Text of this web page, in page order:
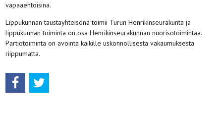
vapaaehtoisina.
Lippukunnan taustayhteisönä toimii Turun Henrikinseurakunta ja
lippukunnan toiminta on osa Henrikinseurakunnan nuorisotoimintaa.
Partiotoiminta on avointa kaikille uskonnollisesta vakaumuksesta
riippumatta.